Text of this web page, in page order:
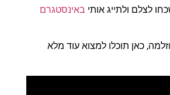
לצלם ולתייג אותי באינסטגרם
כאן תוכלו למצוא עוד מלא